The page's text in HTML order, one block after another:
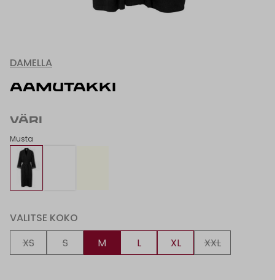
DAMELLA
AAMUTAKKI
VÄRI
Musta
VALITSE KOKO
XS
S M L XL XXL